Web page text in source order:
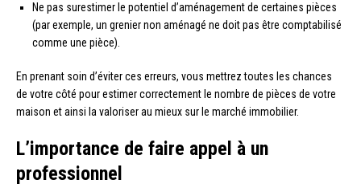
Ne pas surestimer le potentiel d’aménagement de certaines pièces
(par exemple, un grenier non aménagé ne doit pas être comptabilisé
comme une pièce).
En prenant soin d’éviter ces erreurs, vous mettrez toutes les chances
de votre côté pour estimer correctement le nombre de pièces de votre
maison et ainsi la valoriser au mieux sur le marché immobilier.
L’importance de faire appel à un
professionnel